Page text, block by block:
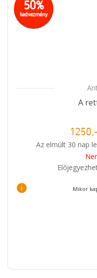
50%
kedvezmény
A
Az elmúlt 30 nap
i Mikor